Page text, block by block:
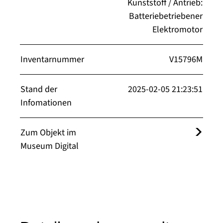
Kunststoff / Antrieb:
Batteriebetriebener
Elektromotor
Inventarnummer V15796M
Stand der
Infomationen
2025-02-05 21:23:51
Zum Objekt im
Museum Digital